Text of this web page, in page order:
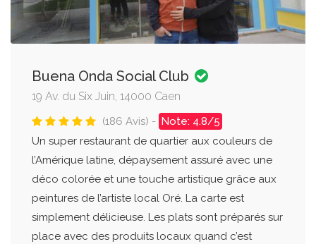
Buena Onda Social Club
19 Av. du Six Juin, 14000 Caen
(186 Avis) - Note: 4.8/5
Un super restaurant de quartier aux couleurs de
l’Amérique latine, dépaysement assuré avec une
déco colorée et une touche artistique grâce aux
peintures de l’artiste local Oré. La carte est
simplement délicieuse. Les plats sont préparés sur
place avec des produits locaux quand c’est